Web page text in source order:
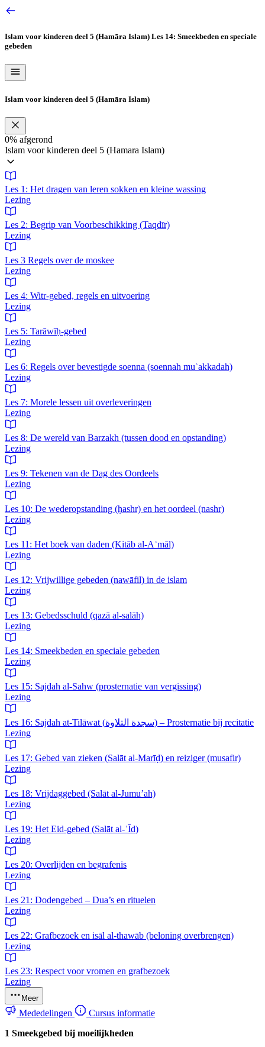
Ga
inhoud
Islam voor kinderen deel 5 (Hamāra Islam) Les 14: Smeekbeden en speciale
gebeden
Islam voor kinderen deel 5 (Hamāra Islam)
0% afgerond
Islam voor kinderen deel 5 (Hamara Islam)
Les 1: Het dragen van leren sokken en kleine wassing
Lezing
Les 2: Begrip van Voorbeschikking (Taqdīr)
Lezing
Les 3 Regels over de moskee
Lezing
Les 4: Witr-gebed, regels en uitvoering
Lezing
Les 5: Tarāwīḥ-gebed
Lezing
Les 6: Regels over bevestigde soenna (soennah muʾakkadah)
Lezing
Les 7: Morele lessen uit overleveringen
Lezing
Les 8: De wereld van Barzakh (tussen dood en opstanding)
Lezing
Les 9: Tekenen van de Dag des Oordeels
Lezing
Les 10: De wederopstanding (ḥashr) en het oordeel (nashr)
Lezing
Les 11: Het boek van daden (Kitāb al-Aʿmāl)
Lezing
Les 12: Vrijwillige gebeden (nawāfil) in de islam
Lezing
Les 13: Gebedsschuld (qazā al-salāh)
Lezing
Les 14: Smeekbeden en speciale gebeden
Lezing
Les 15: Sajdah al-Sahw (prosternatie van vergissing)
Lezing
Les 16: Sajdah at-Tilāwat (سجدة التلاوة) – Prosternatie bij recitatie
Lezing
Les 17: Gebed van zieken (Salāt al-Marīḍ) en reiziger (musafir)
Lezing
Les 18: Vrijdaggebed (Salāt al-Jumu’ah)
Lezing
Les 19: Het Eid-gebed (Salāt al-ʿĪd)
Lezing
Les 20: Overlijden en begrafenis
Lezing
Les 21: Dodengebed – Dua’s en rituelen
Lezing
Les 22: Grafbezoek en isāl al-thawāb (beloning overbrengen)
Lezing
Les 23: Respect voor vromen en grafbezoek
Lezing
Meer
Mededelingen
Cursus informatie
1 Smeekgebed bij moeilijkheden